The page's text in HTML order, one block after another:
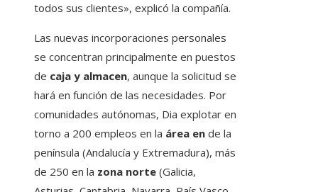
todos sus clientes», explicó la compañía.
Las nuevas incorporaciones personales
se concentran principalmente en puestos
de caja y almacen, aunque la solicitud se
hará en función de las necesidades. Por
comunidades autónomas, Dia explotar en
torno a 200 empleos en la área en de la
península (Andalucía y Extremadura), más
de 250 en la zona norte (Galicia,